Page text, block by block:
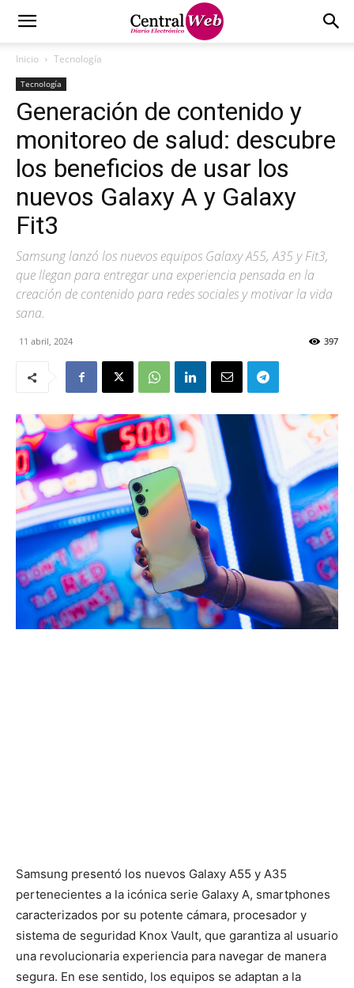
Inicio Tecnología
Tecnología
Generación de contenido y
monitoreo de salud: descubre
los beneficios de usar los
nuevos Galaxy A y Galaxy
Fit3
Samsung lanzó los nuevos equipos Galaxy A55, A35 y Fit3,
que llegan para entregar una experiencia pensada en la
creación de contenido para redes sociales y motivar la vida
sana.
11 abril, 2024 397
Samsung presentó los nuevos Galaxy A55 y A35
pertenecientes a la icónica serie Galaxy A, smartphones
caracterizados por su potente cámara, procesador y
sistema de seguridad Knox Vault, que garantiza al usuario
una revolucionaria experiencia para navegar de manera
segura. En ese sentido, los equipos se adaptan a la